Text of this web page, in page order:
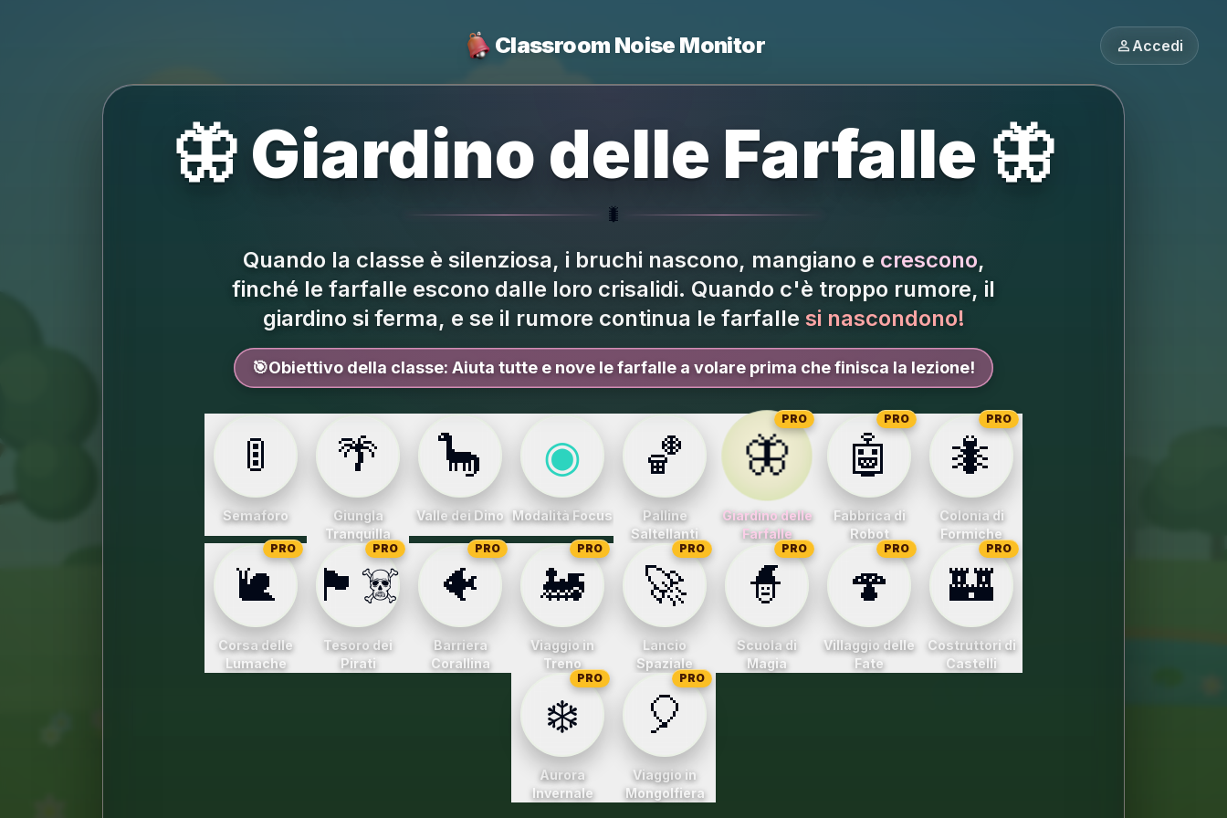
Classroom Noise Monitor personAccedi
🦋 Giardino delle Farfalle 🦋
🐛
Quando la classe è silenziosa, i bruchi nascono, mangiano e crescono,
finché le farfalle escono dalle loro crisalidi. Quando c'è troppo rumore, il
giardino si ferma, e se il rumore continua le farfalle si nascondono!
🎯Obiettivo della classe: Aiuta tutte e nove le farfalle a volare prima che finisca la lezione!
🚦
Semaforo
🌴
Giungla
Tranquilla
🦕
Valle dei Dino
◉
Modalità Focus
🏀
Palline
Saltellanti
🦋
PRO
Giardino delle
Farfalle
🤖
PRO
Fabbrica di
Robot
🐜
PRO
Colonia di
Formiche
🐌
PRO
Corsa delle
Lumache
🏴‍☠️
PRO
Tesoro dei
Pirati
🐠
PRO
Barriera
Corallina
🚂
PRO
Viaggio in
Treno
🚀
PRO
Lancio
Spaziale
🧙
PRO
Scuola di
Magia
🍄
PRO
Villaggio delle
Fate
🏰
PRO
Costruttori di
Castelli
❄️
PRO
Aurora
Invernale
🎈
PRO
Viaggio in
Mongolfiera